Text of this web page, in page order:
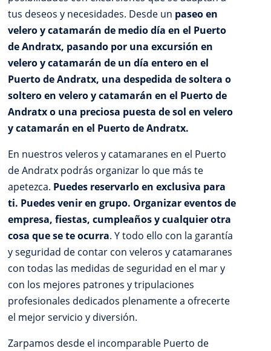
tus deseos y necesidades. Desde un paseo en
velero y catamarán de medio día en el Puerto
de Andratx, pasando por una excursión en
velero y catamarán de un día entero en el
Puerto de Andratx, una despedida de soltera o
soltero en velero y catamarán en el Puerto de
Andratx o una preciosa puesta de sol en velero
y catamarán en el Puerto de Andratx.
En nuestros veleros y catamaranes en el Puerto
de Andratx podrás organizar lo que más te
apetezca. Puedes reservarlo en exclusiva para
ti. Puedes venir en grupo. Organizar eventos de
empresa, fiestas, cumpleaños y cualquier otra
cosa que se te ocurra. Y todo ello con la garantía
y seguridad de contar con veleros y catamaranes
con todas las medidas de seguridad en el mar y
con los mejores patrones y tripulaciones
profesionales dedicados plenamente a ofrecerte
el mejor servicio y diversión.
Zarpamos desde el incomparable Puerto de